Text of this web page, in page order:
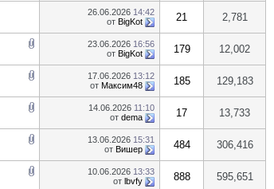
26.06.2026 14:42
от BigKot 21 2,781
23.06.2026 16:56
от BigKot 179 12,002
17.06.2026 13:12
от Максим48 185 129,183
14.06.2026 11:10
от dema 17 13,733
13.06.2026 15:31
от Вишер 484 306,416
10.06.2026 13:33
от lbvfy 888 595,651